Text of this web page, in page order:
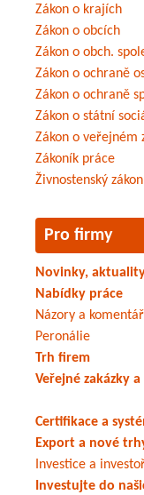
Zákon o krajích
Zákon o obcích
Zákon o obch.
Zákon o ochraně
Zákon o ochraně
Zákon o státní
Zákon o veřejném
Zákoník práce
Živnostenský zákon
Pro firmy
Novinky,
Nabídky práce
Názory a
Peronálie
Trh firem
Veřejné zakázky
Certifikace a
Export a nové
Investice a
Investujte do